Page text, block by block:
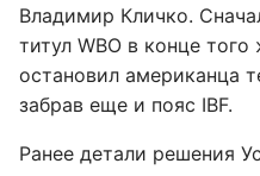
Владимир Кличко.
титул WBO в конце
остановил американца
забрав еще и пояс IBF.
Ранее детали решения